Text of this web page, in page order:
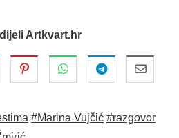
Artkvart.hr
#Marina Vujčić #razgovor